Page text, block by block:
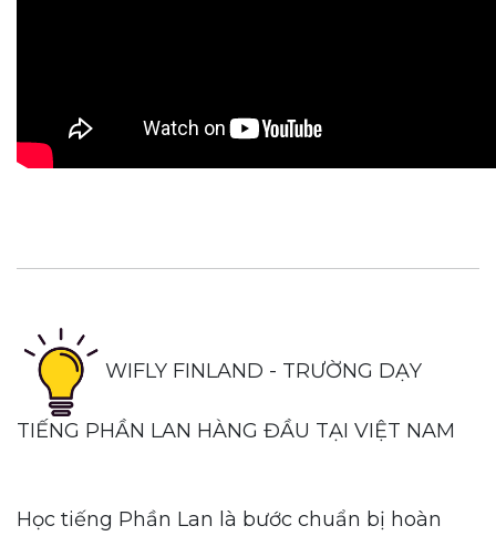
WIFLY FINLAND - TRƯỜNG DẠY
TIẾNG PHẦN LAN HÀNG ĐẦU TẠI VIỆT NAM
Học tiếng Phần Lan là bước chuẩn bị hoàn